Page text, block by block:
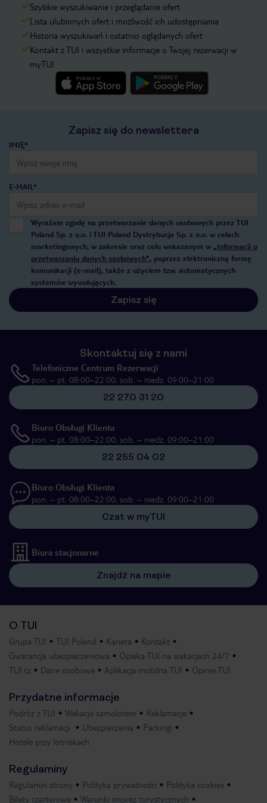
Szybkie wyszukiwanie i przeglądanie ofert
Lista ulubionych ofert i możliwość ich udostępniania
Historia wyszukiwań i ostatnio oglądanych ofert
Kontakt z TUI i wszystkie informacje o Twojej rezerwacji w
myTUI
Zapisz się do newslettera
IMIĘ*
E-MAIL*
Wyrażam zgodę na przetwarzanie danych osobowych przez TUI
Poland Sp. z o.o. i TUI Poland Dystrybucja Sp. z o.o. w celach
marketingowych, w zakresie oraz celu wskazanym w „Informacji o
przetwarzaniu danych osobowych”, poprzez elektroniczną formę
komunikacji (e-mail), także z użyciem tzw. automatycznych
systemów wywołujących.
Zapisz się
Skontaktuj się z nami
Telefoniczne Centrum Rezerwacji
pon. – pt. 08:00–22:00, sob. – niedz. 09:00–21:00
22 270 31 20
Biuro Obsługi Klienta
pon. – pt. 08:00–22:00, sob. – niedz. 09:00–21:00
22 255 04 02
Biuro Obsługi Klienta
pon. – pt. 08:00–22:00, sob. – niedz. 09:00–21:00
Czat w myTUI
Biura stacjonarne
Znajdź na mapie
O TUI
Grupa TUI TUI Poland Kariera
Kontakt
Gwarancja ubezpieczeniowa
Opieka TUI na wakacjach 24/7
TUI.cz
Dane osobowe Aplikacja mobilna TUI Opinie TUI
Przydatne informacje
Podróż z TUI Wakacje samolotem
Reklamacje
Status reklamacji
Ubezpieczenia
Parkingi
Hotele przy lotniskach
Regulaminy
Regulamin strony Polityka prywatności
Polityka cookies
Bilety czarterowe
Warunki imprez turystycznych